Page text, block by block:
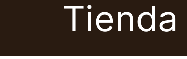
Tienda